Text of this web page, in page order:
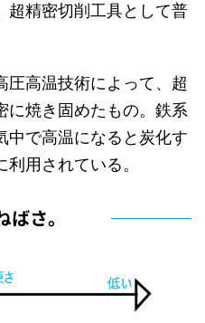
超精密切削工具として普
圧高温技術によって、超
に焼き固めたもの。鉄系
中で高温になると炭化す
用されている。
さ。